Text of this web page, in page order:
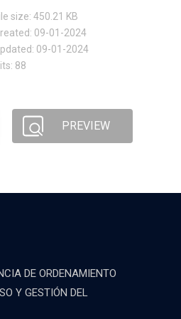
size: 450.21 KB
09-01-2024
09-01-2024
88
PREVIEW
DE ORDENAMIENTO
Y GESTIÓN DEL